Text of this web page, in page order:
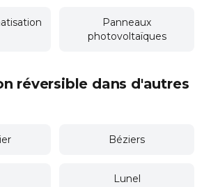
Panneaux
photovoltaïques
réversible dans d'autres
Béziers
Lunel